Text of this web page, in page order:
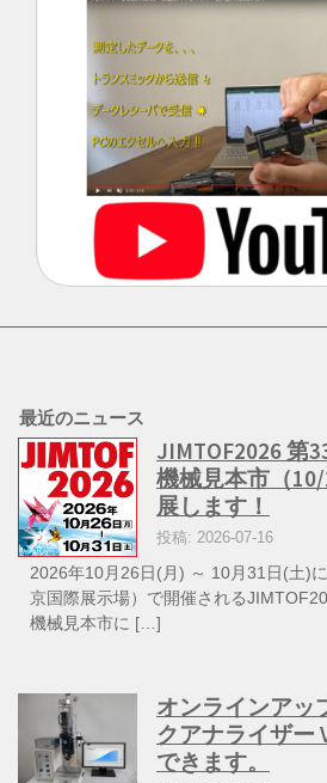
のご案内
2012/
この度、2012年11月末日を
愛顧頂きました「テレメジ
ー様向け販売を終了させて
ので、ご案内申し上げます
ー」をご使用の既存ユー…
最近のニュース
JIMTOF2026 第
機械見本市（
展します！
投稿: 2026-07-16
2026年10月26日(月) ～ 10月31日(土)
京国際展示場）で開催される
機械見本市に […]
オンラインアッ
クアナライザー
できます。